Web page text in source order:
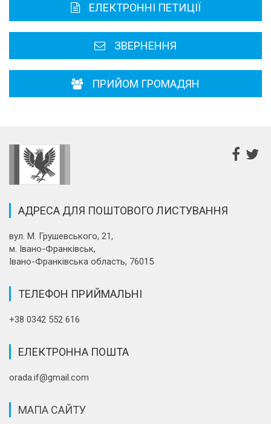
Районні, міські ради
ЕЛЕКТРОННІ ПЕТИЦІЇ
ЗВЕРНЕННЯ
ПРИЙОМ ГРОМАДЯН
АДРЕСА ДЛЯ ПОШТОВОГО ЛИСТУВАННЯ
вул. М. Грушевського, 21,
м. Івано-Франківськ,
Івано-Франківська область, 76015
ТЕЛЕФОН ПРИЙМАЛЬНІ
+38 0342 552 616
ЕЛЕКТРОННА ПОШТА
orada.if@gmail.com
МАПА САЙТУ